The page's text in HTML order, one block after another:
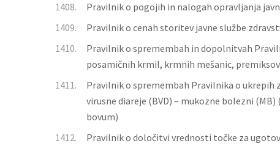
1408.
Pravilnik o pogojih in nalogah opravljanja
1409.
Pravilnik o cenah storitev javne službe
1410.
Pravilnik o spremembah in dopolnitvah
posamičnih krmil, krmnih mešanic,
1411.
Pravilnik o spremembah Pravilnika o ukrepih
virusne diareje (BVD) – mukozne bolezni
bovum)
1412.
Pravilnik o določitvi vrednosti točke za